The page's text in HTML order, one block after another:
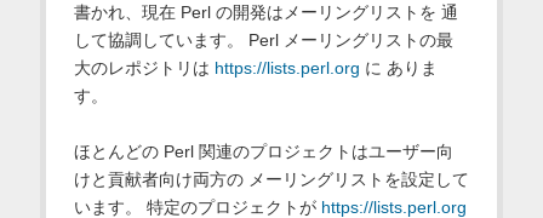
書かれ、現在 Perl の開発はメーリングリストを 通
して協調しています。 Perl メーリングリストの最
大のレポジトリは https://lists.perl.org に ありま
す。
ほとんどの Perl 関連のプロジェクトはユーザー向
けと貢献者向け両方の メーリングリストを設定して
います。 特定のプロジェクトが https://lists.perl.org